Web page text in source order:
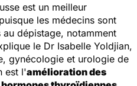
est un meilleur
les médecins sont
dépistage, notamment
le Dr Isabelle Yoldjian,
gynécologie et urologie de
est l'amélioration des